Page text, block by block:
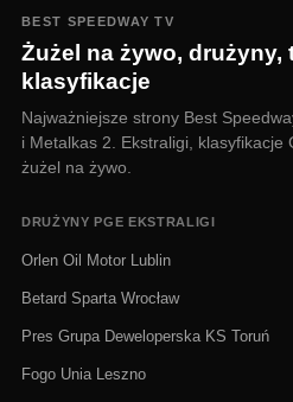
BEST SPEEDWAY TV
Żużel na żywo, drużyny,
klasyfikacje
Najważniejsze strony Best
i Metalkas 2. Ekstraligi,
żużel na żywo.
DRUŻYNY PGE EKSTRALIGI
Orlen Oil Motor Lublin
Betard Sparta Wrocław
Pres Grupa Deweloperska KS Toruń
Fogo Unia Leszno